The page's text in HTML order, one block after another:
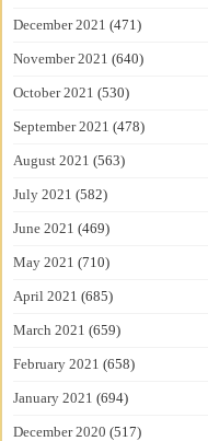
December 2021 (471)
November 2021 (640)
October 2021 (530)
September 2021 (478)
August 2021 (563)
July 2021 (582)
June 2021 (469)
May 2021 (710)
April 2021 (685)
March 2021 (659)
February 2021 (658)
January 2021 (694)
December 2020 (517)